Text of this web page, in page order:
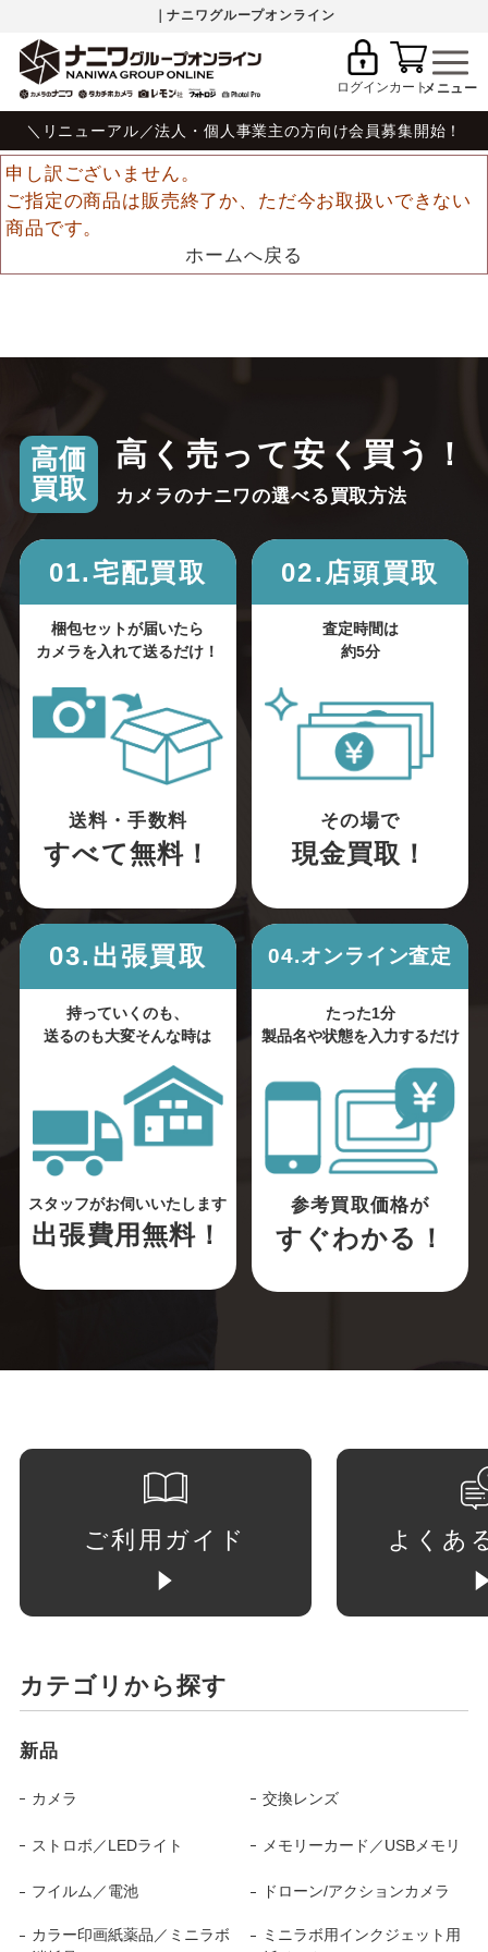
｜ナニワグループオンライン
ログインカート
＼リニューアル／法人・個人事業主の方向け会員募集開始！
申し訳ございません。
ご指定の商品は販売終了か、ただ今お取扱いできない
商品です。
ホームへ戻る
高価
買取
高く売って安く買う！
カメラのナニワの選べる買取方法
01.宅配買取
梱包セットが届いたら
カメラを入れて送るだけ！
送料・手数料
すべて無料！
02.店頭買取
査定時間は
約5分
その場で
現金買取！
03.出張買取
持っていくのも、
送るのも大変そんな時は
スタッフがお伺いいたします
出張費用無料！
04.オンライン査定
たった1分
製品名や状態を入力するだけ
参考買取価格が
すぐわかる！
ご利用ガイド よくあ
カテゴリから探す
新品
カメラ 交換レンズ
ストロボ／LEDライト メモリーカード／USBメモリ
フイルム／電池 ドローン/アクションカメラ
カラー印画紙薬品／ミニラボ
ミニラボ用インクジェット用